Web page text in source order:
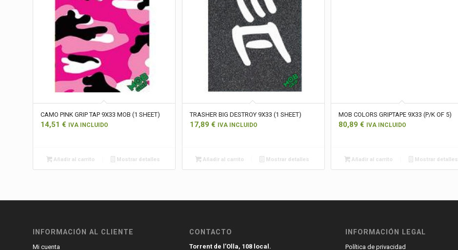
CAMO PINK GRIP TAP 9X33 MOB (1 SHEET)
14,51 € IVA INCLUIDO
Añadir al carrito Mostrar detalles
TRASHER BIG DESTROY 9X33 (1 SHEET)
17,89 € IVA INCLUIDO
Añadir al carrito Mostrar detalles
MOB COLORS GRIPTAPE 9X33 (P/K OF 5)
80,89€ IVA INCLUIDO
Añadir al carrito Mostrar detalles
INFORMACIÓN AL CLIENTE
Mi cuenta
CONTACTO
Torrent de l’Olla, 108 local.
INFORMACIÓN LEGAL
Política de privacidad